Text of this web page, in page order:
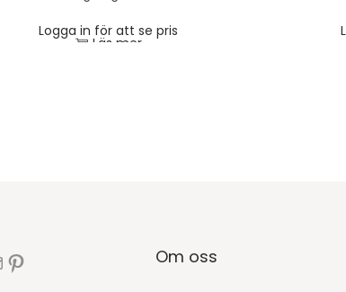
Logga in för att se pris
Läs mer
Om oss